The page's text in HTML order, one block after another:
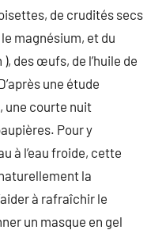
de crudités secs
magnésium, et du
des œufs, de l’huile de
une étude
une courte nuit
Pour y
à l’eau froide, cette
la
à rafraîchir le
un masque en gel